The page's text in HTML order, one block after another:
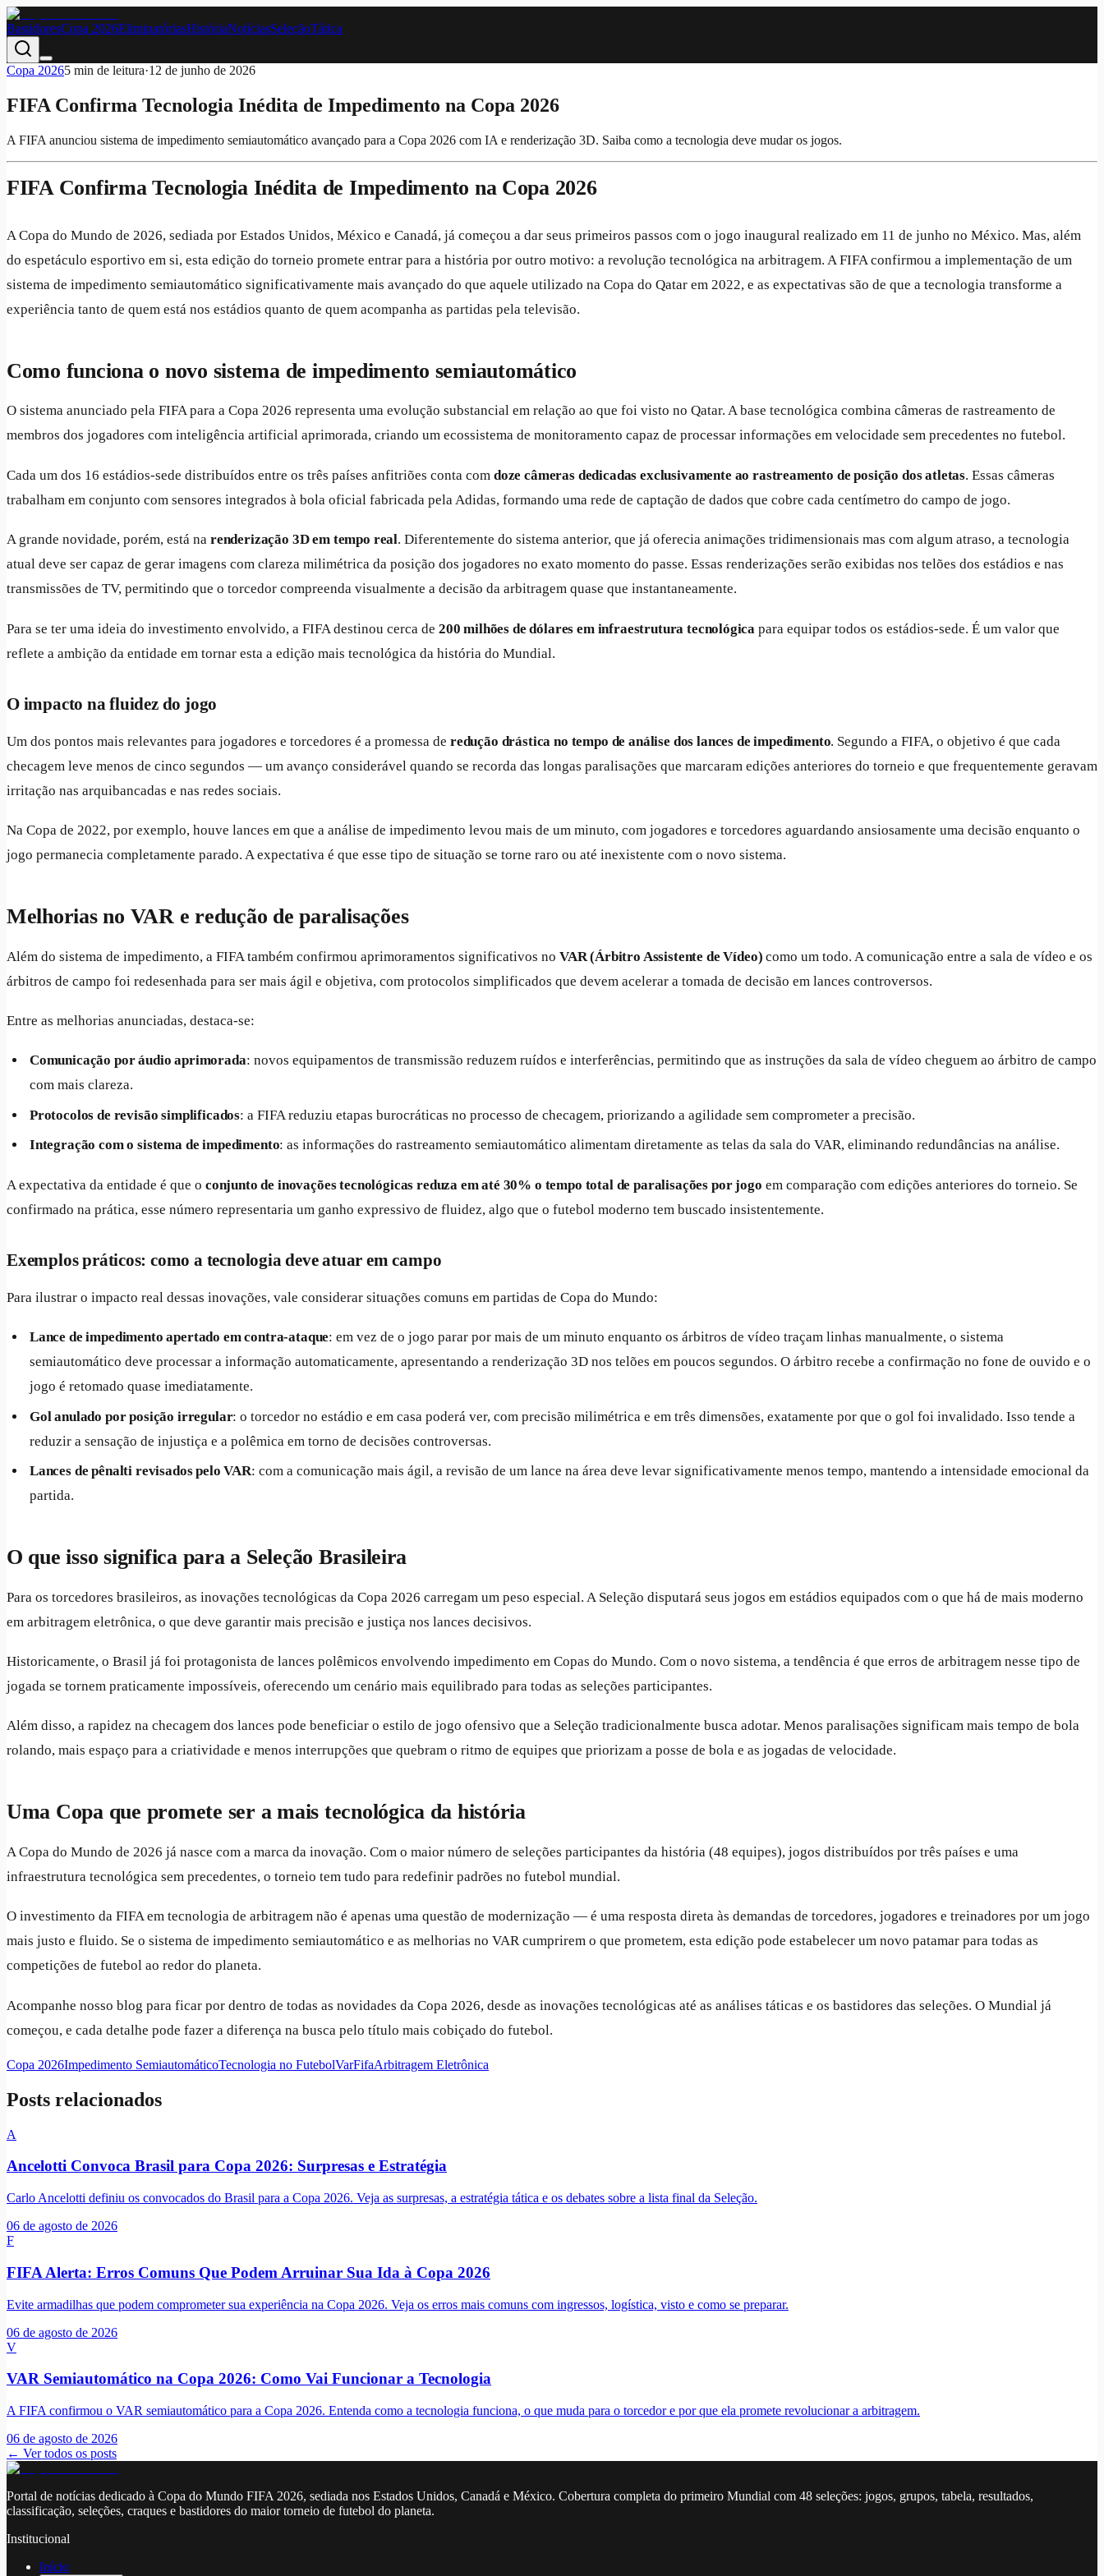
BastidoresCopa 2026EliminatóriasHistóriaNotíciasSeleçãoTática
Copa 20265 min de leitura·12 de junho de 2026
FIFA Confirma Tecnologia Inédita de Impedimento na Copa 2026
A FIFA anunciou sistema de impedimento semiautomático avançado para a Copa 2026 com IA e renderização 3D. Saiba como a tecnologia deve mudar os jogos.
FIFA Confirma Tecnologia Inédita de Impedimento na Copa 2026
A Copa do Mundo de 2026, sediada por Estados Unidos, México e Canadá, já começou a dar seus primeiros passos com o jogo inaugural realizado em 11 de junho no México. Mas, além
do espetáculo esportivo em si, esta edição do torneio promete entrar para a história por outro motivo: a revolução tecnológica na arbitragem. A FIFA confirmou a implementação de um
sistema de impedimento semiautomático significativamente mais avançado do que aquele utilizado na Copa do Qatar em 2022, e as expectativas são de que a tecnologia transforme a
experiência tanto de quem está nos estádios quanto de quem acompanha as partidas pela televisão.
Como funciona o novo sistema de impedimento semiautomático
O sistema anunciado pela FIFA para a Copa 2026 representa uma evolução substancial em relação ao que foi visto no Qatar. A base tecnológica combina câmeras de rastreamento de
membros dos jogadores com inteligência artificial aprimorada, criando um ecossistema de monitoramento capaz de processar informações em velocidade sem precedentes no futebol.
Cada um dos 16 estádios-sede distribuídos entre os três países anfitriões conta com doze câmeras dedicadas exclusivamente ao rastreamento de posição dos atletas. Essas câmeras
trabalham em conjunto com sensores integrados à bola oficial fabricada pela Adidas, formando uma rede de captação de dados que cobre cada centímetro do campo de jogo.
A grande novidade, porém, está na renderização 3D em tempo real. Diferentemente do sistema anterior, que já oferecia animações tridimensionais mas com algum atraso, a tecnologia
atual deve ser capaz de gerar imagens com clareza milimétrica da posição dos jogadores no exato momento do passe. Essas renderizações serão exibidas nos telões dos estádios e nas
transmissões de TV, permitindo que o torcedor compreenda visualmente a decisão da arbitragem quase que instantaneamente.
Para se ter uma ideia do investimento envolvido, a FIFA destinou cerca de 200 milhões de dólares em infraestrutura tecnológica para equipar todos os estádios-sede. É um valor que
reflete a ambição da entidade em tornar esta a edição mais tecnológica da história do Mundial.
O impacto na fluidez do jogo
Um dos pontos mais relevantes para jogadores e torcedores é a promessa de redução drástica no tempo de análise dos lances de impedimento. Segundo a FIFA, o objetivo é que cada
checagem leve menos de cinco segundos — um avanço considerável quando se recorda das longas paralisações que marcaram edições anteriores do torneio e que frequentemente geravam
irritação nas arquibancadas e nas redes sociais.
Na Copa de 2022, por exemplo, houve lances em que a análise de impedimento levou mais de um minuto, com jogadores e torcedores aguardando ansiosamente uma decisão enquanto o
jogo permanecia completamente parado. A expectativa é que esse tipo de situação se torne raro ou até inexistente com o novo sistema.
Melhorias no VAR e redução de paralisações
Além do sistema de impedimento, a FIFA também confirmou aprimoramentos significativos no VAR (Árbitro Assistente de Vídeo) como um todo. A comunicação entre a sala de vídeo e os
árbitros de campo foi redesenhada para ser mais ágil e objetiva, com protocolos simplificados que devem acelerar a tomada de decisão em lances controversos.
Entre as melhorias anunciadas, destaca-se:
Comunicação por áudio aprimorada: novos equipamentos de transmissão reduzem ruídos e interferências, permitindo que as instruções da sala de vídeo cheguem ao árbitro de campo
com mais clareza.
Protocolos de revisão simplificados: a FIFA reduziu etapas burocráticas no processo de checagem, priorizando a agilidade sem comprometer a precisão.
Integração com o sistema de impedimento: as informações do rastreamento semiautomático alimentam diretamente as telas da sala do VAR, eliminando redundâncias na análise.
A expectativa da entidade é que o conjunto de inovações tecnológicas reduza em até 30% o tempo total de paralisações por jogo em comparação com edições anteriores do torneio. Se
confirmado na prática, esse número representaria um ganho expressivo de fluidez, algo que o futebol moderno tem buscado insistentemente.
Exemplos práticos: como a tecnologia deve atuar em campo
Para ilustrar o impacto real dessas inovações, vale considerar situações comuns em partidas de Copa do Mundo:
Lance de impedimento apertado em contra-ataque: em vez de o jogo parar por mais de um minuto enquanto os árbitros de vídeo traçam linhas manualmente, o sistema
semiautomático deve processar a informação automaticamente, apresentando a renderização 3D nos telões em poucos segundos. O árbitro recebe a confirmação no fone de ouvido e o
jogo é retomado quase imediatamente.
Gol anulado por posição irregular: o torcedor no estádio e em casa poderá ver, com precisão milimétrica e em três dimensões, exatamente por que o gol foi invalidado. Isso tende a
reduzir a sensação de injustiça e a polêmica em torno de decisões controversas.
Lances de pênalti revisados pelo VAR: com a comunicação mais ágil, a revisão de um lance na área deve levar significativamente menos tempo, mantendo a intensidade emocional da
partida.
O que isso significa para a Seleção Brasileira
Para os torcedores brasileiros, as inovações tecnológicas da Copa 2026 carregam um peso especial. A Seleção disputará seus jogos em estádios equipados com o que há de mais moderno
em arbitragem eletrônica, o que deve garantir mais precisão e justiça nos lances decisivos.
Historicamente, o Brasil já foi protagonista de lances polêmicos envolvendo impedimento em Copas do Mundo. Com o novo sistema, a tendência é que erros de arbitragem nesse tipo de
jogada se tornem praticamente impossíveis, oferecendo um cenário mais equilibrado para todas as seleções participantes.
Além disso, a rapidez na checagem dos lances pode beneficiar o estilo de jogo ofensivo que a Seleção tradicionalmente busca adotar. Menos paralisações significam mais tempo de bola
rolando, mais espaço para a criatividade e menos interrupções que quebram o ritmo de equipes que priorizam a posse de bola e as jogadas de velocidade.
Uma Copa que promete ser a mais tecnológica da história
A Copa do Mundo de 2026 já nasce com a marca da inovação. Com o maior número de seleções participantes da história (48 equipes), jogos distribuídos por três países e uma
infraestrutura tecnológica sem precedentes, o torneio tem tudo para redefinir padrões no futebol mundial.
O investimento da FIFA em tecnologia de arbitragem não é apenas uma questão de modernização — é uma resposta direta às demandas de torcedores, jogadores e treinadores por um jogo
mais justo e fluido. Se o sistema de impedimento semiautomático e as melhorias no VAR cumprirem o que prometem, esta edição pode estabelecer um novo patamar para todas as
competições de futebol ao redor do planeta.
Acompanhe nosso blog para ficar por dentro de todas as novidades da Copa 2026, desde as inovações tecnológicas até as análises táticas e os bastidores das seleções. O Mundial já
começou, e cada detalhe pode fazer a diferença na busca pelo título mais cobiçado do futebol.
Copa 2026Impedimento SemiautomáticoTecnologia no FutebolVarFifaArbitragem Eletrônica
Posts relacionados
A
Ancelotti Convoca Brasil para Copa 2026: Surpresas e Estratégia
Carlo Ancelotti definiu os convocados do Brasil para a Copa 2026. Veja as surpresas, a estratégia tática e os debates sobre a lista final da Seleção.
06 de agosto de 2026
F
FIFA Alerta: Erros Comuns Que Podem Arruinar Sua Ida à Copa 2026
Evite armadilhas que podem comprometer sua experiência na Copa 2026. Veja os erros mais comuns com ingressos, logística, visto e como se preparar.
06 de agosto de 2026
V
VAR Semiautomático na Copa 2026: Como Vai Funcionar a Tecnologia
A FIFA confirmou o VAR semiautomático para a Copa 2026. Entenda como a tecnologia funciona, o que muda para o torcedor e por que ela promete revolucionar a arbitragem.
06 de agosto de 2026
← Ver todos os posts
Portal de notícias dedicado à Copa do Mundo FIFA 2026, sediada nos Estados Unidos, Canadá e México. Cobertura completa do primeiro Mundial com 48 seleções: jogos, grupos, tabela, resultados,
classificação, seleções, craques e bastidores do maior torneio de futebol do planeta.
Institucional
Início